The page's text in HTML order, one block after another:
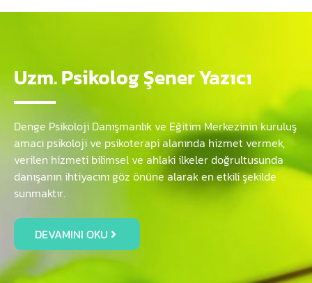
Uzm. Psikolog Şener Yazıcı
Denge Psikoloji Danışmanlık ve Eğitim Merkezinin kuruluş
amacı psikoloji ve psikoterapi alanında hizmet vermek,
verilen hizmeti bilimsel ve ahlaki ilkeler doğrultusunda
danışanın ihtiyacını göz önüne alarak en etkili şekilde
sunmaktır.
DEVAMINI OKU